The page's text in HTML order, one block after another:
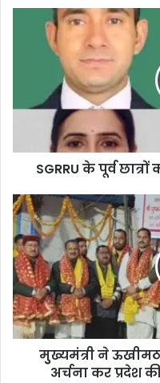
SGRRU के पूर्व
मुुख्यमंत्री ने
अर्चना कर प्रदेश